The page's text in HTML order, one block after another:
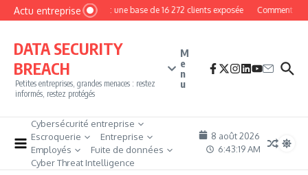
Aller au contenu
Actu entrepriseMyPhoto : une base de 16 272 clients exposée Comment
DATA SECURITY
BREACH
Petites entreprises, grandes menaces : restez
informés, restez protégés
M
e
n
u
Cybersécurité entreprise
Escroquerie
Entreprise
Employés
Fuite de données
Cyber Threat Intelligence
8 août 2026
6:43:20 AM